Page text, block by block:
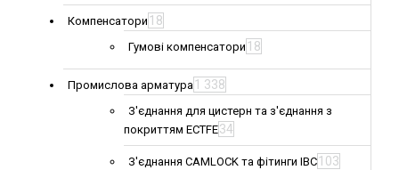
Компенсатори 18
Гумові компенсатори 18
Промислова арматура 1 338
З'єднання для цистерн та з'єднання з
покриттям ECTFE34
З'єднання CAMLOCK та фітинги IBC 103